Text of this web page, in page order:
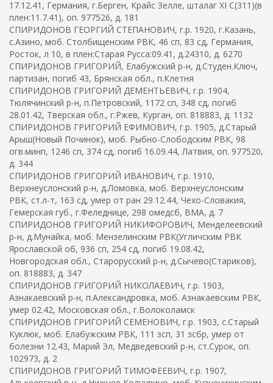
17.12.41, Германия, г.Берген, Крайс Зелле, шталаг XI C(311)(в
плен:11.7.41), оп. 977526, д. 181
СПИРИДОНОВ ГЕОРГИЙ СТЕПАНОВИЧ, г.р. 1920, г.Казань,
с.Азино, моб. Столбищенским РВК, 46 сп, 83 сд, Германия,
Росток, л 10, в плен:Старая Русса:09.41, д.24310, д. 6270
СПИРИДОНОВ ГРИГОРИЙ, Елабужский р-н, д.Студен.Ключ,
партизан, погиб 43, Брянская обл., п.Клетня
СПИРИДОНОВ ГРИГОРИЙ ДЕМЕНТЬЕВИЧ, г.р. 1904,
Тюлячинский р-н, п.Петровский, 1172 сп, 348 сд, погиб
28.01.42, Тверская обл., г.Ржев, Курган, оп. 818883, д. 1132
СПИРИДОНОВ ГРИГОРИЙ ЕФИМОВИЧ, г.р. 1905, д.Старый
Арыш(Новый Починок), моб. Рыбно-Слободским РВК, 98
огв.минп, 1246 сп, 374 сд, погиб 16.09.44, Латвия, оп. 977520,
д. 344
СПИРИДОНОВ ГРИГОРИЙ ИВАНОВИЧ, г.р. 1910,
Верхнеуслонский р-н, д.Ломовка, моб. Верхнеуслонским
РВК, ст.л-т, 163 сд, умер от ран 29.12.44, Чехо-Словакия,
Гемерская губ., г.Феледнице, 298 омедсб, ВМА, д. 7
СПИРИДОНОВ ГРИГОРИЙ НИКИФОРОВИЧ, Менделеевский
р-н, д.Мунайка, моб. Мензелинским РВК(Угличским РВК
Ярославской об, 936 сп, 254 сд, погиб 19.08.42,
Новгородская обл., Старорусский р-н, д.Сычево(Стариков),
оп. 818883, д. 347
СПИРИДОНОВ ГРИГОРИЙ НИКОЛАЕВИЧ, г.р. 1903,
Азнакаевский р-н, п.Александровка, моб. Азнакаевским РВК,
умер 02.42, Московская обл., г.Волоколамск
СПИРИДОНОВ ГРИГОРИЙ СЕМЕНОВИЧ, г.р. 1903, с.Старый
Куклюк, моб. Елабужским РВК, 111 зсп, 31 зсбр, умер от
болезни 12.43, Марий Эл, Медведевский р-н, ст.Сурок, оп.
102973, д. 2
СПИРИДОНОВ ГРИГОРИЙ ТИМОФЕЕВИЧ, г.р. 1907,